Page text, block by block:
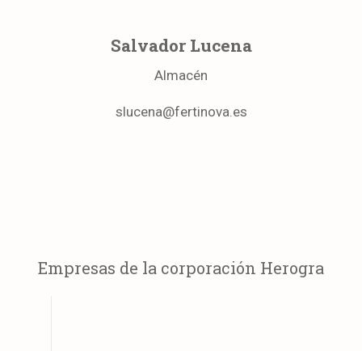
Salvador Lucena
Almacén
slucena@fertinova.es
Empresas de la corporación Herogra